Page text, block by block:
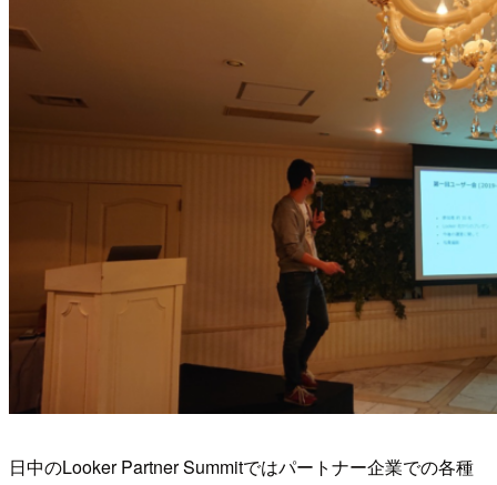
日中のLooker Partner Summitではパートナー企業での各種